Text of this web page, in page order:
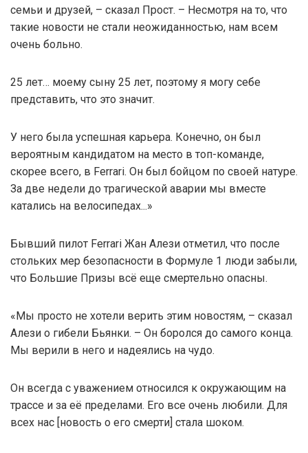
семьи и друзей, – сказал Прост. – Несмотря на то, что
такие новости не стали неожиданностью, нам всем
очень больно.
25 лет… моему сыну 25 лет, поэтому я могу себе
представить, что это значит.
У него была успешная карьера. Конечно, он был
вероятным кандидатом на место в топ-команде,
скорее всего, в Ferrari. Он был бойцом по своей натуре.
За две недели до трагической аварии мы вместе
катались на велосипедах...»
Бывший пилот Ferrari Жан Алези отметил, что после
стольких мер безопасности в Формуле 1 люди забыли,
что Большие Призы всё еще смертельно опасны.
«Мы просто не хотели верить этим новостям, – сказал
Алези о гибели Бьянки. – Он боролся до самого конца.
Мы верили в него и надеялись на чудо.
Он всегда с уважением относился к окружающим на
трассе и за её пределами. Его все очень любили. Для
всех нас [новость о его смерти] стала шоком.